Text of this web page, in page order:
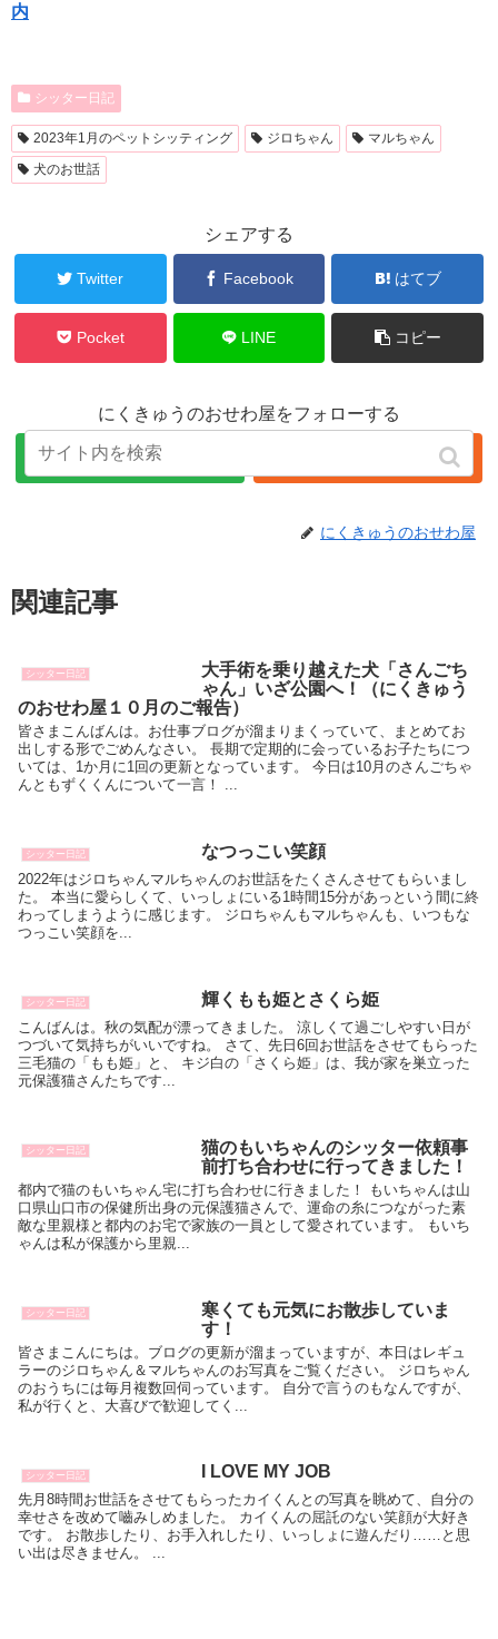
内
シッター日記
2023年1月のペットシッティング ジロちゃん
マルちゃん
犬のお世話
シェアする
Twitter Facebook はてブ
Pocket LINE コピー
にくきゅうのおせわ屋をフォローする
にくきゅうのおせわ屋
関連記事
シッター日記
大手術を乗り越えた犬「さんごち
ゃん」いざ公園へ！（にくきゅう
のおせわ屋１０月のご報告）
皆さまこんばんは。お仕事ブログが溜まりまくっていて、まとめてお
出しする形でごめんなさい。 長期で定期的に会っているお子たちにつ
いては、1か月に1回の更新となっています。 今日は10月のさんごちゃ
んともずくくんについて一言！ ...
シッター日記 なつっこい笑顔
2022年はジロちゃんマルちゃんのお世話をたくさんさせてもらいまし
た。 本当に愛らしくて、いっしょにいる1時間15分があっという間に終
わってしまうように感じます。 ジロちゃんもマルちゃんも、いつもな
つっこい笑顔を...
シッター日記 輝くもも姫とさくら姫
こんばんは。秋の気配が漂ってきました。 涼しくて過ごしやすい日が
つづいて気持ちがいいですね。 さて、先日6回お世話をさせてもらった
三毛猫の「もも姫」と、 キジ白の「さくら姫」は、我が家を巣立った
元保護猫さんたちです...
シッター日記
猫のもいちゃんのシッター依頼事
前打ち合わせに行ってきました！
都内で猫のもいちゃん宅に打ち合わせに行きました！ もいちゃんは山
口県山口市の保健所出身の元保護猫さんで、運命の糸につながった素
敵な里親様と都内のお宅で家族の一員として愛されています。 もいち
ゃんは私が保護から里親...
シッター日記
寒くても元気にお散歩していま
す！
皆さまこんにちは。ブログの更新が溜まっていますが、本日はレギュ
ラーのジロちゃん＆マルちゃんのお写真をご覧ください。 ジロちゃん
のおうちには毎月複数回伺っています。 自分で言うのもなんですが、
私が行くと、大喜びで歓迎してく...
シッター日記 I LOVE MY JOB
先月8時間お世話をさせてもらったカイくんとの写真を眺めて、自分の
幸せさを改めて嚙みしめました。 カイくんの屈託のない笑顔が大好き
です。 お散歩したり、お手入れしたり、いっしょに遊んだり……と思
い出は尽きません。 ...